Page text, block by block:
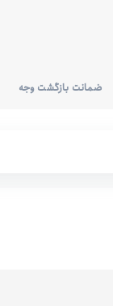
ضمانت بازگشت وجه